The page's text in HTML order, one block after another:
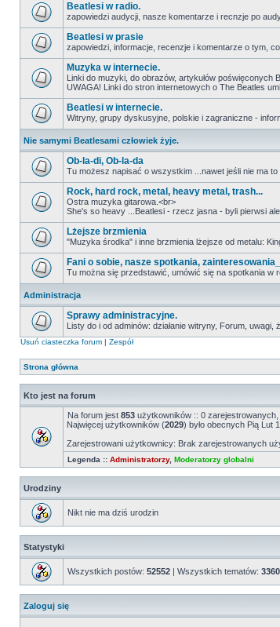
Beatlesi w radio.
zapowiedzi audycji, nasze komentarze i recnzje po
Beatlesi w prasie
zapowiedzi, informacje, recenzje i komentarze o tym,
Muzyka w internecie.
Linki do muzyki, do obrazów, artykułów poświęconych
UWAGA! Linki do stron internetowych o The Beatles
Beatlesi w internecie.
Witryny, grupy dyskusyjne, polskie i zagraniczne -
Nie samymi Beatlesami człowiek żyje.
Ob-la-di, Ob-la-da
Tu możesz napisać o wszystkim ...nawet jeśli nie ma to
Rock, hard rock, metal, heavy metal, trash...
Ostra muzyka gitarowa.<br>
She's so heavy ...Beatlesi - rzecz jasna - byli pierwsi
Lżejsze brzmienia
"Muzyka środka" i inne brzmienia lżejsze od metalu:
Fani o sobie, nasze spotkania, zainteresowania_
Tu można się przedstawić, umówić się na spotkania w
Administracja
Sprawy administracyjne.
Listy do i od adminów: działanie witryny, Forum, uwagi,
Usuń ciasteczka forum | Zespół
Strona główna
Kto jest na forum
Na forum jest 853 użytkowników :: 0
Najwięcej użytkowników (2029) było obecnych Pią Lut
Zarejestrowani użytkownicy: Brak zarejestrowanych
Legenda :: Administratorzy, Moderatorzy globalni
Urodziny
Nikt nie ma dziś urodzin
Statystyki
Wszystkich postów: 52552 | Wszystkich tematów: 3360
Zaloguj się